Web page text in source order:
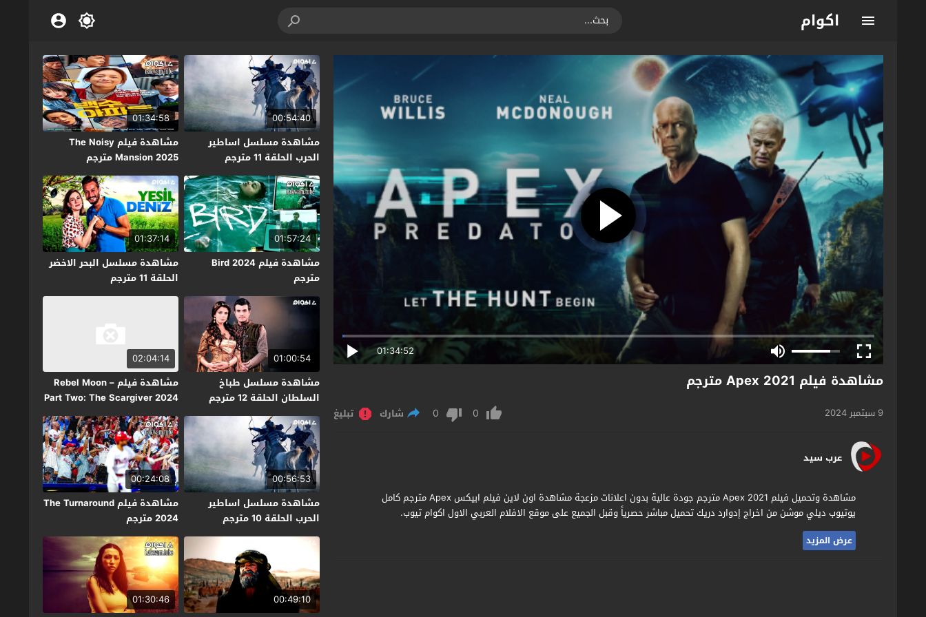
اكوام
01:34:52
مشاهدة فيلم Apex 2021 مترجم
9 سبتمبر 2024 0
0 شارك تبليغ
عرب سيد
مشاهدة وتحميل فيلم Apex 2021 مترجم جودة عالية بدون اعلانات مزعجة مشاهدة اون لاين فيلم ابيكس Apex مترجم كامل
يوتيوب ديلي موشن من اخراج إدوارد دريك تحميل مباشر حصرياً وقبل الجميع على موقع الافلام العربي الاول اكوام تيوب.
عرض المزيد
00:54:40
مشاهدة مسلسل اساطير
الحرب الحلقة 11 مترجم
01:34:58
مشاهدة فيلم The Noisy
Mansion 2025 مترجم
01:57:24
مشاهدة فيلم Bird 2024
مترجم
01:37:14
مشاهدة مسلسل البحر الاخضر
الحلقة 11 مترجم
01:00:54
مشاهدة مسلسل طباخ
السلطان الحلقة 12 مترجم
02:04:14
مشاهدة فيلم Rebel Moon –
Part Two: The Scargiver 2024
مترجم
00:56:53
مشاهدة مسلسل اساطير
الحرب الحلقة 10 مترجم
00:24:08
مشاهدة فيلم The Turnaround
2024 مترجم
00:49:10
01:30:46